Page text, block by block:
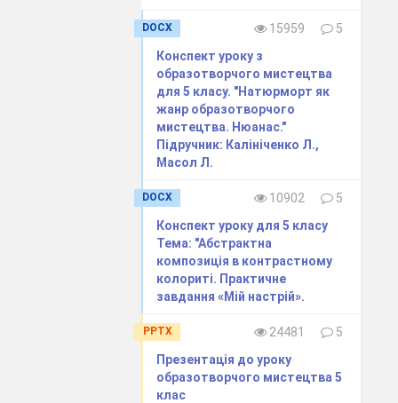
DOCX 15959
5
Конспект уроку з
образотворчого мистецтва
для 5 класу. "Натюрморт як
жанр образотворчого
мистецтва. Нюанас."
Підручник: Калініченко Л.,
Масол Л.
DOCX 10902
5
Конспект уроку для 5 класу
Тема: "Абстрактна
композиція в контрастному
колориті. Практичне
завдання «Мій настрій».
PPTX 24481
5
Презентація до уроку
образотворчого мистецтва 5
клас